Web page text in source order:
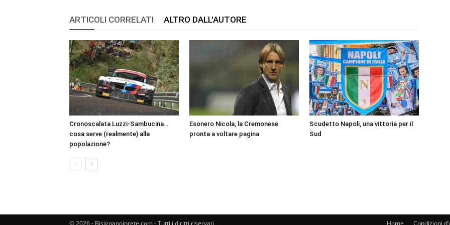
ARTICOLI CORRELATI ALTRO DALL'AUTORE
Cronoscalata Luzzi-Sambucina…
cosa serve (realmente) alla
popolazione?
Esonero Nicola, la Cremonese
pronta a voltare pagina
Scudetto Napoli, una vittoria per il
Sud
Home Condizioni
© 2026 - Bisignanoinrete.com - Tutti i diritti riservati